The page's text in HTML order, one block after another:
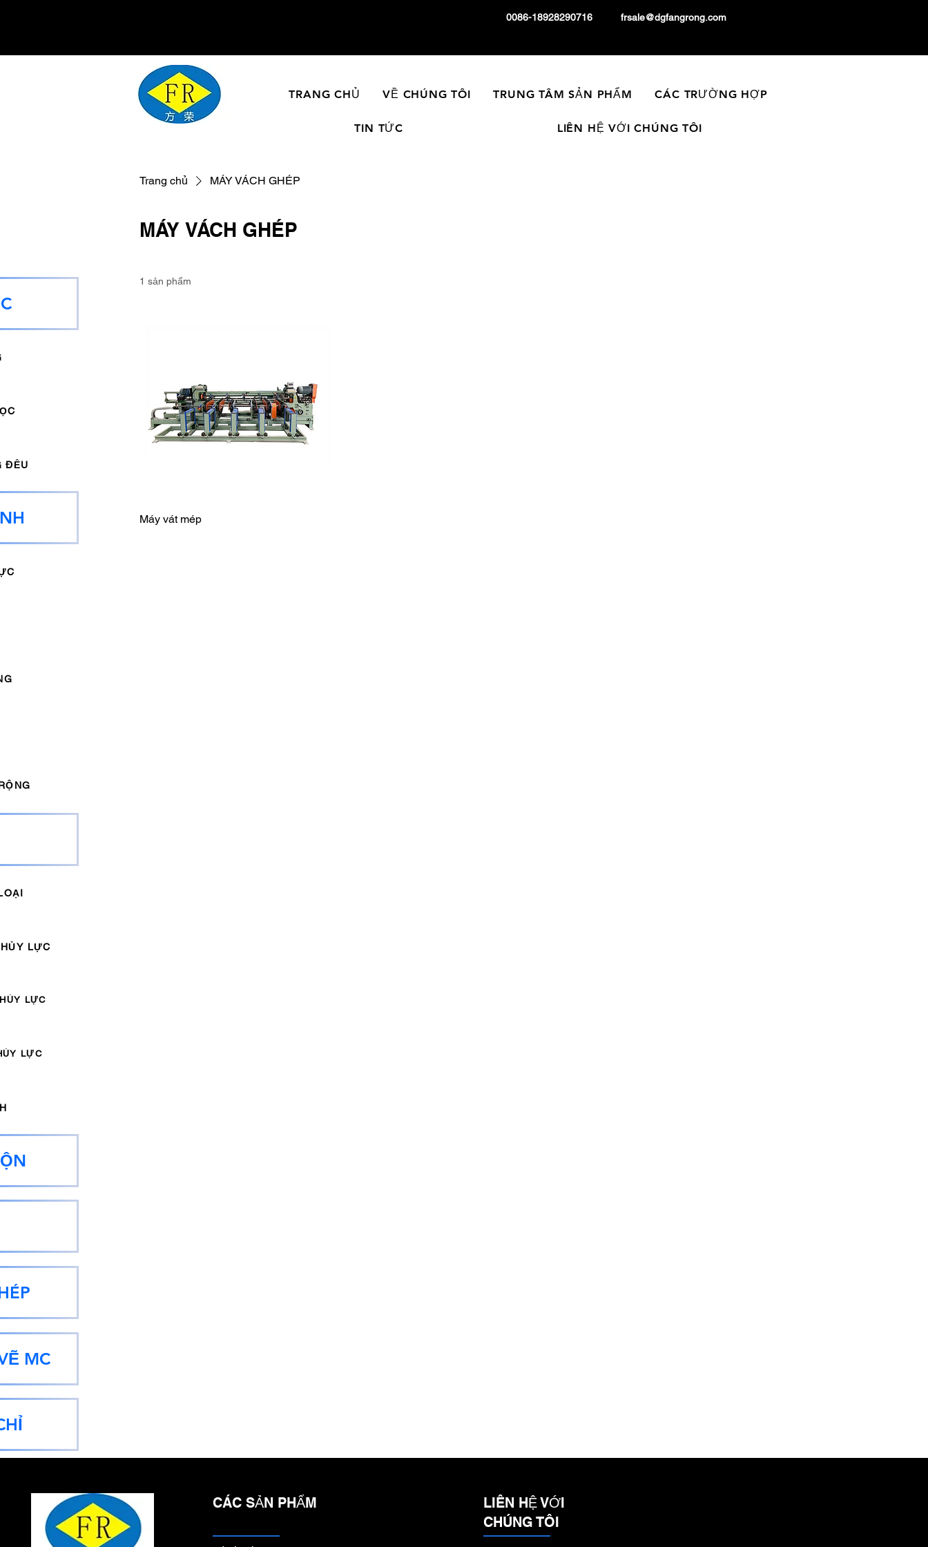
TRANG CHỦ VỀ CHÚNG TÔI TRUNG TÂM SẢN PHẨM CÁC TRƯỜNG HỢP
TIN TỨC LIÊN HỆ VỚI CHÚNG TÔI
0086-18928290716 frsale@dgfangrong.com
ĐỀU
LỰC
LỰC
LỰC
MC
Trang chủ MÁY VÁCH GHÉP
MÁY VÁCH GHÉP
1 sản phẩm
Máy vát mép
CÁC SẢN PHẨM
LIÊN HỆ VỚI
CHÚNG TÔI